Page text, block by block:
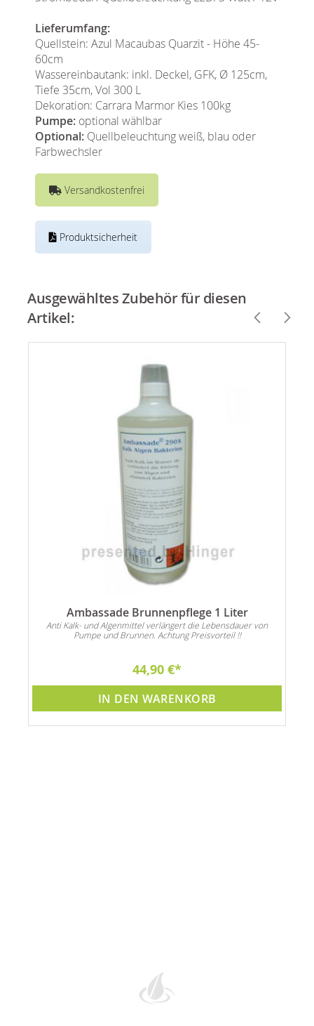
Lieferumfang:
Quellstein: Azul Macaubas Quarzit - Höhe 45-
60cm
Wassereinbautank: inkl. Deckel, GFK, Ø 125cm,
Tiefe 35cm, Vol 300 L
Dekoration: Carrara Marmor Kies 100kg
Pumpe: optional wählbar
Optional: Quellbeleuchtung weiß, blau oder
Farbwechsler
Versandkostenfrei
Produktsicherheit
Ausgewähltes Zubehör für diesen
Artikel:
Ambassade Brunnenpflege 1 Liter
Anti Kalk- und Algenmittel verlängert die Lebensdauer von
Pumpe und Brunnen. Achtung Preisvorteil !!
44,90 €
IN DEN WARENKORB